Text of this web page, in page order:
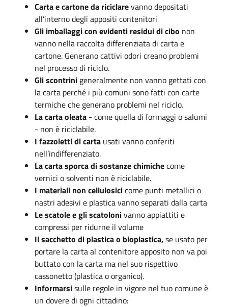
Carta e cartone da riciclarevanno depositati
all’interno degli appositi contenitori
Gli imballaggi con evidenti residui di cibo non
vanno nella raccolta differenziata di carta e
cartone. Generano cattivi odori creano problemi
nel processo di riciclo.
Gli scontrini generalmente non vanno gettati con
la carta perché i più comuni sono fatti con carte
termiche che generano problemi nel riciclo.
La carta oleata - come quella di formaggi o salumi
- non è riciclabile.
I fazzoletti di carta usati vanno conferiti
nell’indifferenziato.
La carta sporcadi sostanze chimichecome
vernici o solventi non è riciclabile.
I materiali non cellulosicicome punti metallici o
nastri adesivi e plastica vanno separati dalla carta
Le scatole e gli scatolonivanno appiattiti e
compressi per ridurne il volume
Il sacchetto di plasticao bioplastica,se usato per
portare la carta al contenitore apposito non va poi
buttato con la carta ma nel suo rispettivo
cassonetto (plastica o organico).
Informarsisulle regole in vigore nel tuo comune è
un dovere di ogni cittadino: